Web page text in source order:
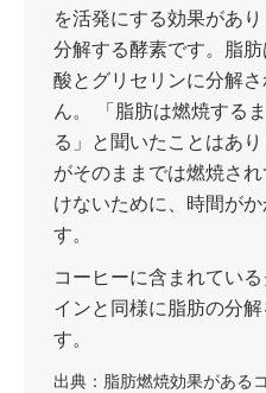
を活発にする効果があ
分解する酵素です。脂
酸とグリセリンに分解
ん。 「脂肪は燃焼する
る」と聞いたことはあ
がそのままでは燃焼さ
けないために、時間が
す。
コーヒーに含まれてい
インと同様に脂肪の分
す。
出典： 脂肪燃焼効果がある